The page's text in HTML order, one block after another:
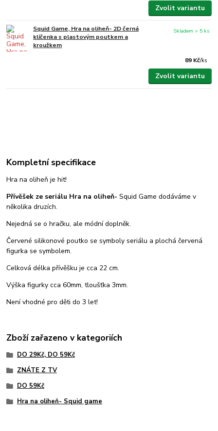
Zvolit variantu
Squid Game, Hra na oliheň- 2D černá
klíčenka s plastovým poutkem a
kroužkem
89 Kč/ks
Skladem > 5 ks
Zvolit variantu
Kompletní specifikace
Hra na oliheň je hit!
Přívěšek ze seriálu Hra na oliheň- Squid Game dodáváme v
několika druzích.
Nejedná se o hračku, ale módní doplněk.
Červené silikonové poutko se symboly seriálu a plochá červená
figurka se symbolem.
Celková délka přívěšku je cca 22 cm.
Výška figurky cca 60mm, tloušťka 3mm.
Není vhodné pro děti do 3 let!
Zboží zařazeno v kategoriích
DO 29Kč, DO 59Kč
ZNÁTE Z TV
DO 59Kč
Hra na oliheň- Squid game